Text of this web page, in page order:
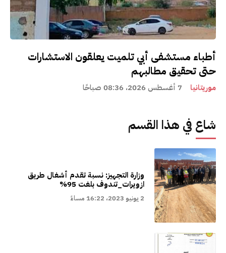
أطباء مستشفى أبي تلميت يعلقون الاستشارات
حتى تحقيق مطالبهم
موريتانيا 7 أغسطس 2026، 08:36 صباحًا
شاع في هذا القسم
وزارة التجهيز: نسبة تقدم أشغال طريق
ازويرات_تندوف بلغت 95%
2 يونيو 2023، 16:22 مساءً